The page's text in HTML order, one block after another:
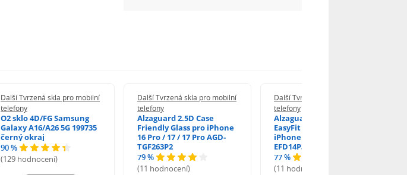
Další Tvrzená skla pro mobilní
telefony
O2 sklo 4D/FG Samsung
Galaxy A16/A26 5G 199735
černý okraj
90 %
(129 hodnocení)
Další Tvrzená skla pro mobilní
telefony
Alzaguard 2.5D Case
Friendly Glass pro iPhone
16 Pro / 17 / 17 Pro AGD-
TGF263P2
79 %
(11 hodnocení)
Další Tvrzená skla pro mobilní
telefony
Alzaguard 2.5D Glass
EasyFit DustFree pro
iPhone 16 Pro / 17 AGD-
EFD14P3
77 %
(11 hodnocení)